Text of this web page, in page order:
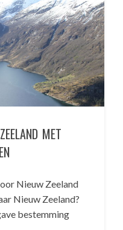
MET
Nieuw Zeeland
Nieuw Zeeland?
bestemming